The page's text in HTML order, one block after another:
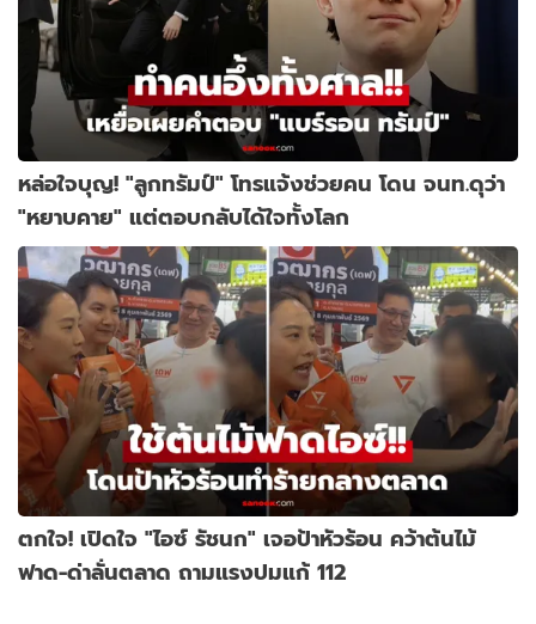
หล่อใจบุญ! "ลูกทรัมป์" โทรแจ้งช่วยคน โดน จนท.ดุว่า
"หยาบคาย" แต่ตอบกลับได้ใจทั้งโลก
ตกใจ! เปิดใจ "ไอซ์ รัชนก" เจอป้าหัวร้อน คว้าต้นไม้
ฟาด-ด่าลั่นตลาด ถามแรงปมแก้ 112